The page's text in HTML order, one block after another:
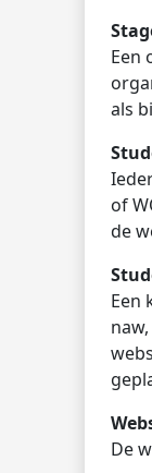
Een
als
of
de
Een
De